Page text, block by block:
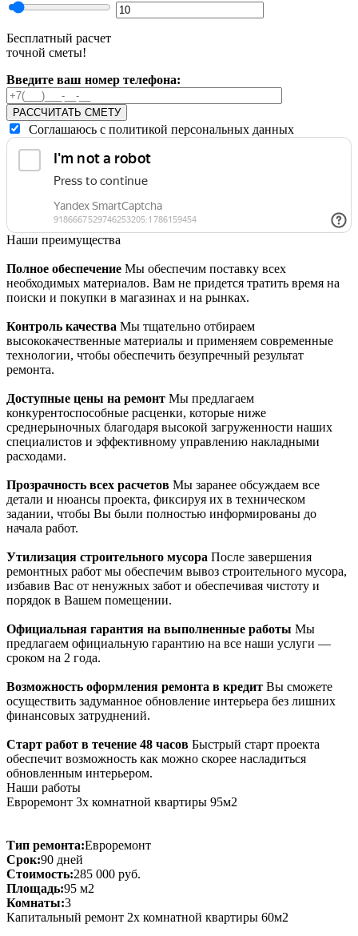
Бесплатный расчет
точной сметы!
Введите ваш номер телефона:
РАССЧИТАТЬ СМЕТУ
Соглашаюсь с политикой персональных данных
Наши преимущества
Полное обеспечение Мы обеспечим поставку всех
необходимых материалов. Вам не придется тратить время на
поиски и покупки в магазинах и на рынках.
Контроль качества Мы тщательно отбираем
высококачественные материалы и применяем современные
технологии, чтобы обеспечить безупречный результат
ремонта.
Доступные цены на ремонт Мы предлагаем
конкурентоспособные расценки, которые ниже
среднерыночных благодаря высокой загруженности наших
специалистов и эффективному управлению накладными
расходами.
Прозрачность всех расчетов Мы заранее обсуждаем все
детали и нюансы проекта, фиксируя их в техническом
задании, чтобы Вы были полностью информированы до
начала работ.
Утилизация строительного мусора После завершения
ремонтных работ мы обеспечим вывоз строительного мусора,
избавив Вас от ненужных забот и обеспечивая чистоту и
порядок в Вашем помещении.
Официальная гарантия на выполненные работы Мы
предлагаем официальную гарантию на все наши услуги —
сроком на 2 года.
Возможность оформления ремонта в кредит Вы сможете
осуществить задуманное обновление интерьера без лишних
финансовых затруднений.
Старт работ в течение 48 часов Быстрый старт проекта
обеспечит возможность как можно скорее насладиться
обновленным интерьером.
Наши работы
Евроремонт 3х комнатной квартиры 95м2
Тип ремонта:Евроремонт
Срок:90 дней
Стоимость:285 000 руб.
Площадь:95 м2
Комнаты:3
Капитальный ремонт 2х комнатной квартиры 60м2